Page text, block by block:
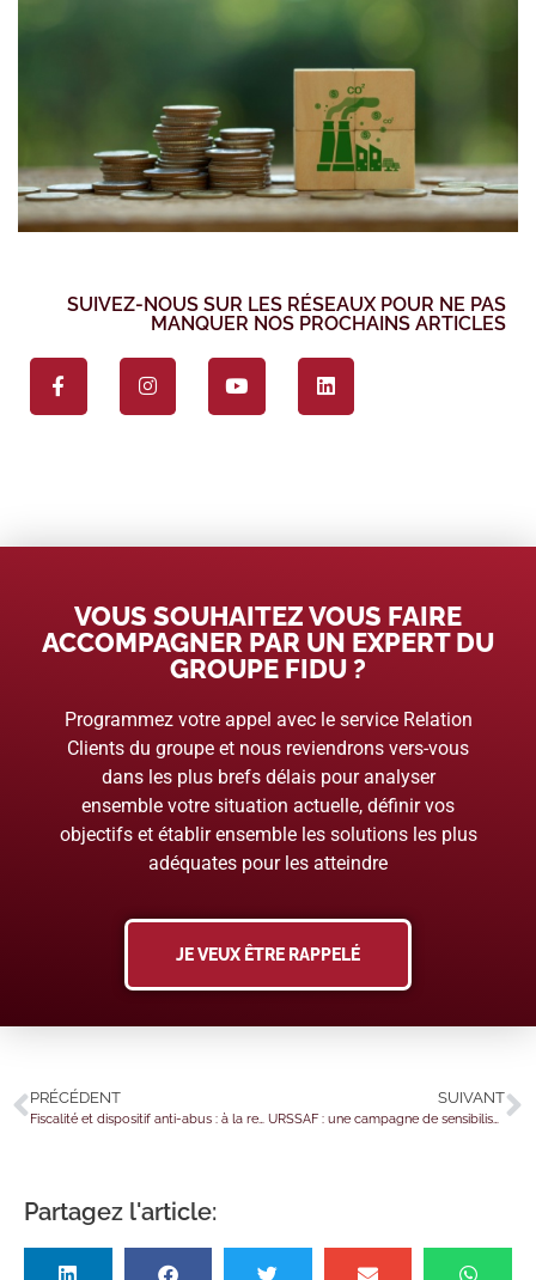
SUIVEZ-NOUS SUR LES RÉSEAUX POUR NE PAS
MANQUER NOS PROCHAINS ARTICLES
VOUS SOUHAITEZ VOUS FAIRE
ACCOMPAGNER PAR UN EXPERT DU
GROUPE FIDU ?
Programmez votre appel avec le service Relation
Clients du groupe et nous reviendrons vers-vous
dans les plus brefs délais pour analyser
ensemble votre situation actuelle, définir vos
objectifs et établir ensemble les solutions les plus
adéquates pour les atteindre
JE VEUX ÊTRE RAPPELÉ
PRÉCÉDENT
Fiscalité et dispositif anti-abus : à la recherche du véritable prestataire !
SUIVANT
URSSAF : une campagne de sensibilisation contre les fraudes
Partagez l'article: